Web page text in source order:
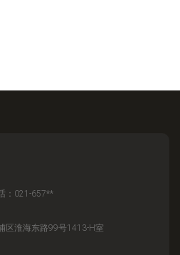
：021-657**
区淮海东路99号1413-H室